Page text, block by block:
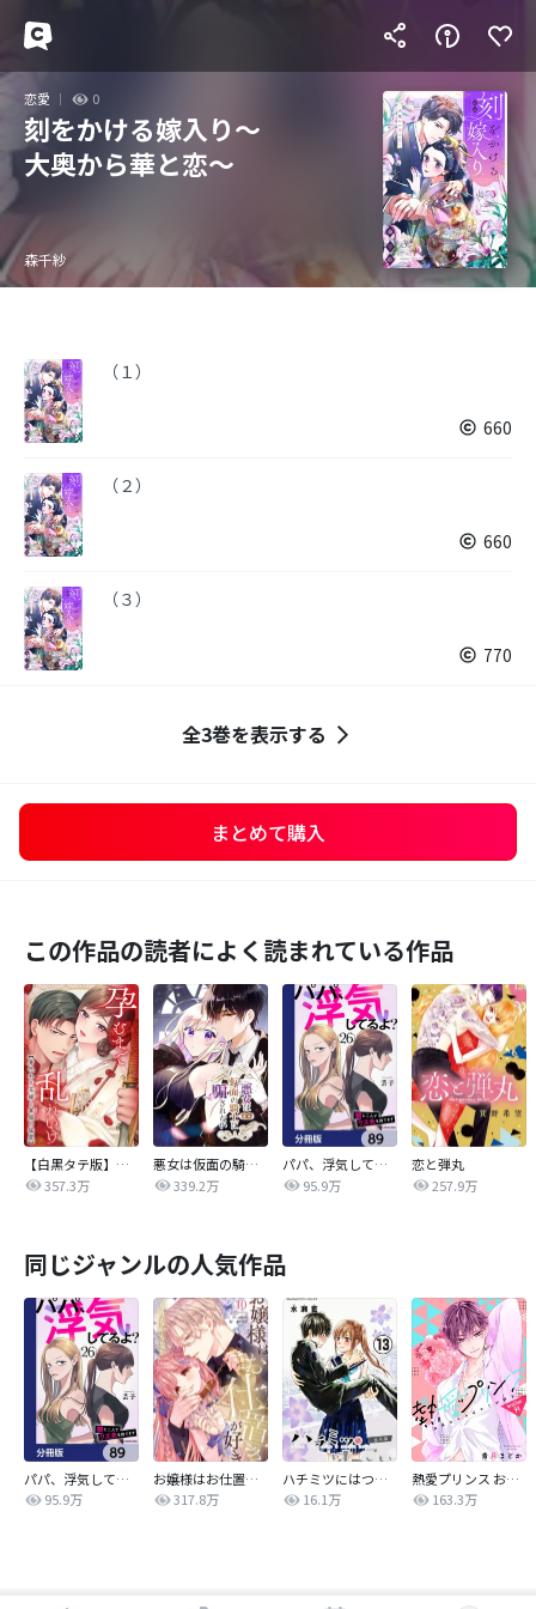
恋愛 0
刻をかける嫁入り～
大奥から華と恋～
森千紗
（１）
660
（２）
660
（３）
770
全3巻を表示する
まとめて購入
この作品の読者によく読まれている作品
【白黒タテ版】孕むまで乱れいけ～身代わり花嫁と軍服の猛愛
357.3万
悪女は仮面の騎士に騙されない
339.2万
パパ、浮気してるよ？娘と二人でクズ夫を捨てます【分冊版】
95.9万
恋と弾丸
257.9万
同じジャンルの人気作品
パパ、浮気してるよ？娘と二人でクズ夫を捨てます【分冊版】
95.9万
お嬢様はお仕置きが好き
317.8万
ハチミツにはつこい
16.1万
熱愛プリンス お兄ちゃんはキミが好き
163.3万